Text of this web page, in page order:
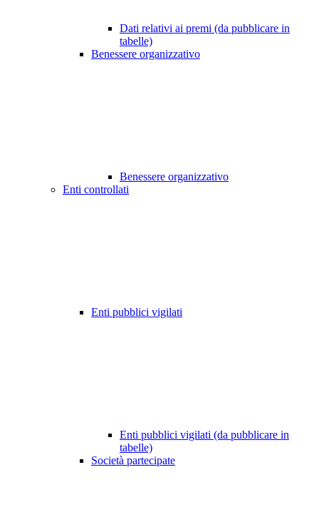
Dati relativi ai premi (da pubblicare in
tabelle)
Benessere organizzativo
Benessere organizzativo
Enti controllati
Enti pubblici vigilati
Enti pubblici vigilati (da pubblicare in
tabelle)
Società partecipate